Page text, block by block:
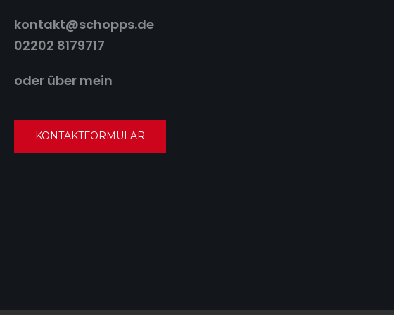
kontakt@schopps.de
02202 8179717
oder über mein
KONTAKTFORMULAR